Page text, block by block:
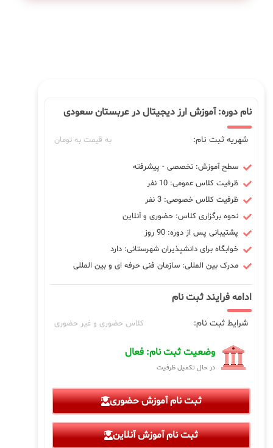
نام دوره: آموزش ارز دیجیتال در عربستان سعودی
شهریه ثبت نام: به قیمت به تومان
سطح آموزش: تخصصی - پیشرفته
ظرفیت کلاس عمومی: 10 نفر
ظرفیت کلاس خصوصی: 3 نفر
نحوه برگزاری کلاس: حضوری و آنلاین
پشتیبانی پس از دوره: 90 روز
خوابگاه برای دانشپذیران شهرستانی: دارد
مدرک بین المللی: سازمان فنی حرفه ای و بین المللی
ادامه فرایند ثبت نام
شرایط ثبت نام: کلاس حضوری و غیر حضوری
وضعیت ثبت نام: فعال
در حال تکمیل ظرفیت
ثبت نام آموزش حضوری
ثبت نام آموزش آنلاین